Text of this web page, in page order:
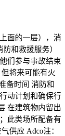
面的一层），消
和救援服务）
们参与事故结束
将来可能有火
备时间 消防和
动计划和确保行
在建筑物内留出
此类场所配备有
供应 Adco注：